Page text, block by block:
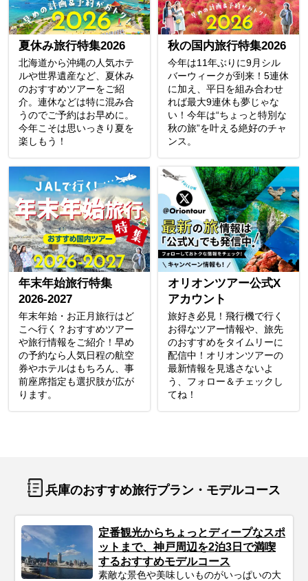
夏休み旅行特集2026
北海道から沖縄の人気ホテ
ルや世界遺産など、夏休み
のおすすめツアーをご紹
介。連休などは特に混み合
うのでご予約はお早めに。
今年こそは思いっきり夏を
楽しもう！
秋の国内旅行特集2026
今年は11年ぶりに9月シル
バーウィークが到来！5連休
に加え、平日を組み合わせ
れば最大9連休も夢じゃな
い！今年は“ちょっと特別な
秋の旅”を叶える絶好のチャ
ンス。
年末年始旅行特集
2026-2027
年末年始・お正月旅行はど
こへ行く？おすすめツアー
や旅行情報をご紹介！早め
の予約なら人気日程の航空
券やホテルはもちろん、事
前座席指定も選択肢が広が
ります。
オリオンツアー公式X
アカウント
旅好き必見！飛行機で行く
お得なツアー情報や、旅先
のおすすめをタイムリーに
配信中！オリオンツアーの
最新情報を見逃さないよ
う、フォロー＆チェックし
てね！
兵庫のおすすめ旅行プラン・モデルコース
定番観光からちょっとディープなスポ
ットまで、神戸周辺を2泊3日で満喫
するおすすめモデルコース
素敵な景色や美味しいものがいっぱいの大